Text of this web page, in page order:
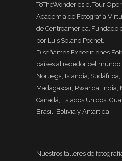
ToTheWonder es el Tour
Academia de Fotografía
de Centroamérica. Fundado
por Luis Solano Pochet.
Diseñamos Expediciones
países al rededor del
Noruega, Islandia,
Madagascar, Rwanda, India,
Canadá, Estados Unidos,
Brasil, Bolivia y Antártida.
Nuestros talleres de